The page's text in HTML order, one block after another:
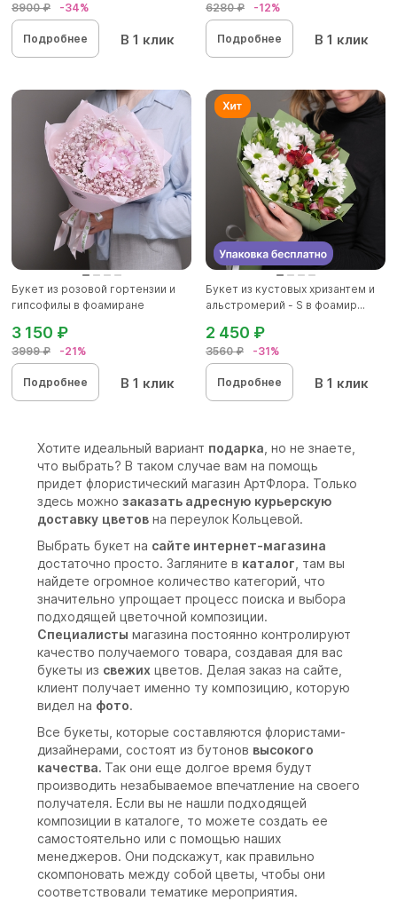
8900 ₽ -34%
Подробнее В 1 клик
6280 ₽ -12%
Подробнее В 1 клик
Букет из розовой гортензии и
гипсофилы в фоамиране
3999 ₽ -21%
3 150 ₽
Подробнее В 1 клик
Букет из кустовых хризантем и
альстромерий - S в фоамир...
3560 ₽ -31%
2 450 ₽
Подробнее В 1 клик
Хотите идеальный вариант подарка, но не знаете,
что выбрать? В таком случае вам на помощь
придет флористический магазин АртФлора. Только
здесь можно заказать адресную курьерскую
доставку цветов на переулок Кольцевой.
Выбрать букет на сайте интернет-магазина
достаточно просто. Загляните в каталог, там вы
найдете огромное количество категорий, что
значительно упрощает процесс поиска и выбора
подходящей цветочной композиции.
Специалисты магазина постоянно контролируют
качество получаемого товара, создавая для вас
букеты из свежих цветов. Делая заказ на сайте,
клиент получает именно ту композицию, которую
видел на фото.
Все букеты, которые составляются флористами-
дизайнерами, состоят из бутонов высокого
качества. Так они еще долгое время будут
производить незабываемое впечатление на своего
получателя. Если вы не нашли подходящей
композиции в каталоге, то можете создать ее
самостоятельно или с помощью наших
менеджеров. Они подскажут, как правильно
скомпоновать между собой цветы, чтобы они
соответствовали тематике мероприятия.